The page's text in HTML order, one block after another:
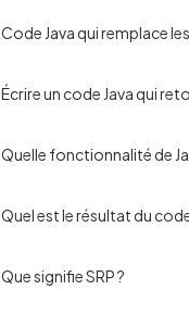
Que signifie SRP ?